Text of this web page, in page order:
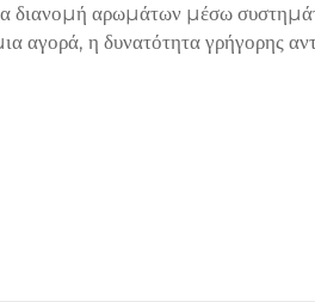
διανομή αρωμάτων μέσω
αγορά, η δυνατότητα γρήγορης
παράγοντας διαφοροποίησης